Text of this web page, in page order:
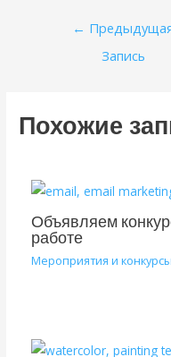
Навигация
←
Запись
Похожие
Объявляем
работе
Мероприятия и конкурсы